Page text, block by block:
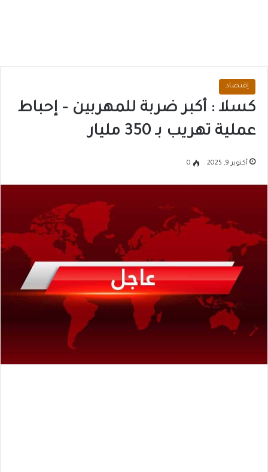
إقتصاد
كسلا : أكبر ضربة للمهربين – إحباط
عملية تهريب بـ 350 مليار
أكتوبر 9, 2025 0